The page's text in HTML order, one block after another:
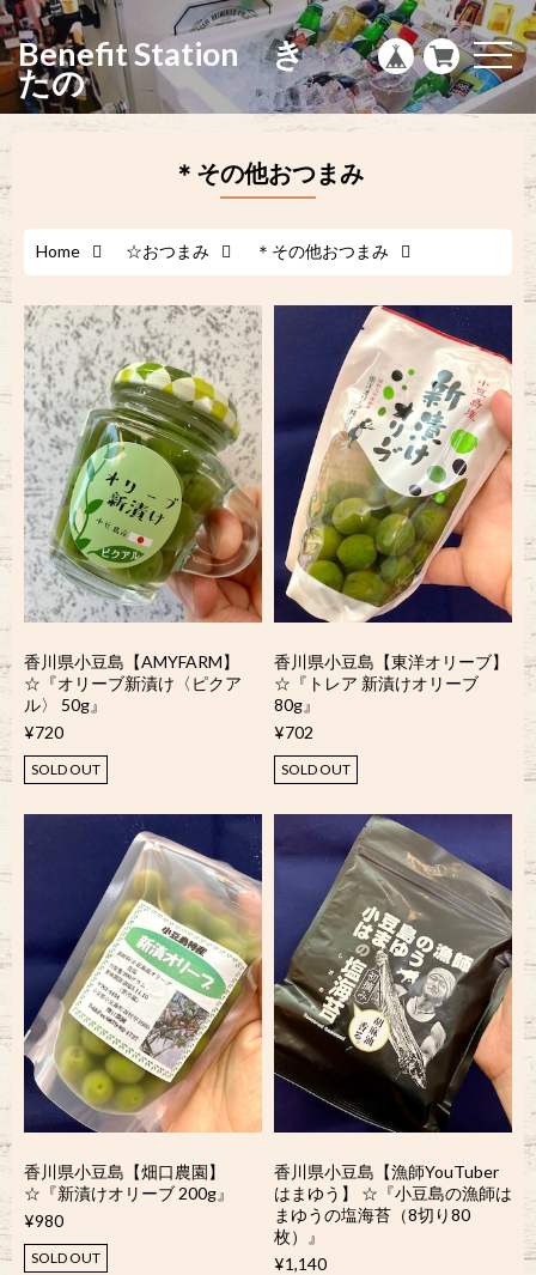
Benefit Station き
たの
t
o
g
g
g
o
＊その他おつまみ
Home ☆おつまみ ＊その他おつまみ
香川県小豆島【AMYFARM】
☆『オリーブ新漬け〈ピクア
ル〉 50g』
¥720
SOLD OUT
香川県小豆島【東洋オリーブ】
☆『トレア 新漬けオリーブ
80g』
¥702
SOLD OUT
香川県小豆島【畑口農園】
☆『新漬けオリーブ 200g』
¥980
SOLD OUT
香川県小豆島【漁師YouTuber
はまゆう】 ☆『小豆島の漁師は
まゆうの塩海苔（8切り80
枚）』
¥1,140
g
l
e
n
a
v
i
n